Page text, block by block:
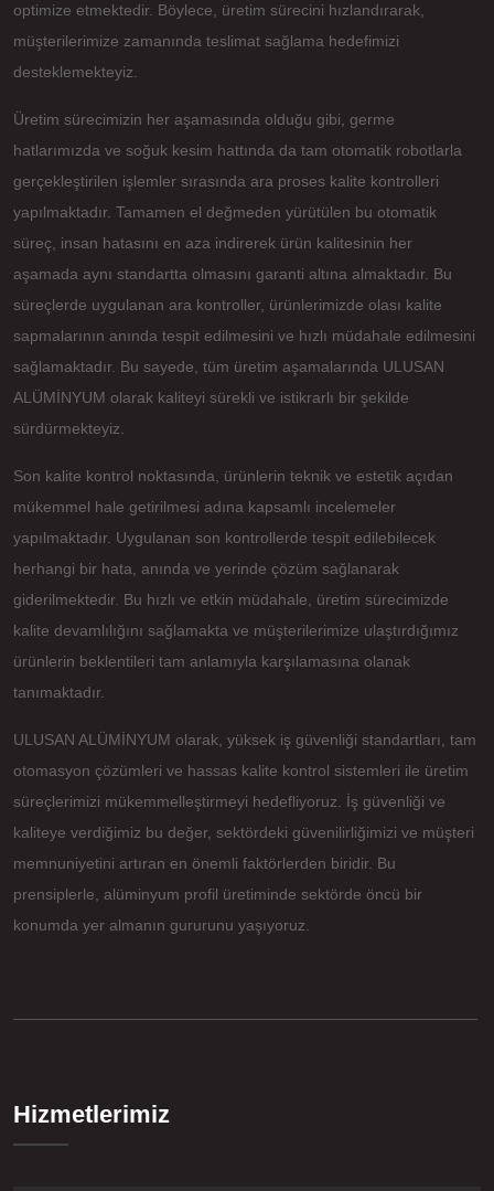
optimize etmektedir. Böylece, üretim sürecini hızlandırarak,
müşterilerimize zamanında teslimat sağlama hedefimizi
desteklemekteyiz.
Üretim sürecimizin her aşamasında olduğu gibi, germe
hatlarımızda ve soğuk kesim hattında da tam otomatik robotlarla
gerçekleştirilen işlemler sırasında ara proses kalite kontrolleri
yapılmaktadır. Tamamen el değmeden yürütülen bu otomatik
süreç, insan hatasını en aza indirerek ürün kalitesinin her
aşamada aynı standartta olmasını garanti altına almaktadır. Bu
süreçlerde uygulanan ara kontroller, ürünlerimizde olası kalite
sapmalarının anında tespit edilmesini ve hızlı müdahale edilmesini
sağlamaktadır. Bu sayede, tüm üretim aşamalarında ULUSAN
ALÜMİNYUM olarak kaliteyi sürekli ve istikrarlı bir şekilde
sürdürmekteyiz.
Son kalite kontrol noktasında, ürünlerin teknik ve estetik açıdan
mükemmel hale getirilmesi adına kapsamlı incelemeler
yapılmaktadır. Uygulanan son kontrollerde tespit edilebilecek
herhangi bir hata, anında ve yerinde çözüm sağlanarak
giderilmektedir. Bu hızlı ve etkin müdahale, üretim sürecimizde
kalite devamlılığını sağlamakta ve müşterilerimize ulaştırdığımız
ürünlerin beklentileri tam anlamıyla karşılamasına olanak
tanımaktadır.
ULUSAN ALÜMİNYUM olarak, yüksek iş güvenliği standartları, tam
otomasyon çözümleri ve hassas kalite kontrol sistemleri ile üretim
süreçlerimizi mükemmelleştirmeyi hedefliyoruz. İş güvenliği ve
kaliteye verdiğimiz bu değer, sektördeki güvenilirliğimizi ve müşteri
memnuniyetini artıran en önemli faktörlerden biridir. Bu
prensiplerle, alüminyum profil üretiminde sektörde öncü bir
konumda yer almanın gururunu yaşıyoruz.
Hizmetlerimiz